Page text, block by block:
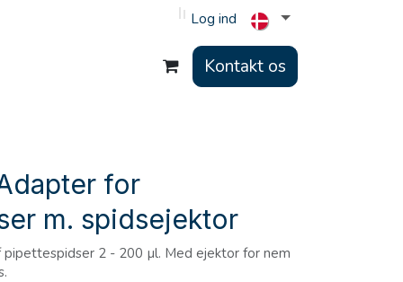
Log ind
Kontakt os
for
m. spidsejektor
2 - 200 µl. Med ejektor for nem